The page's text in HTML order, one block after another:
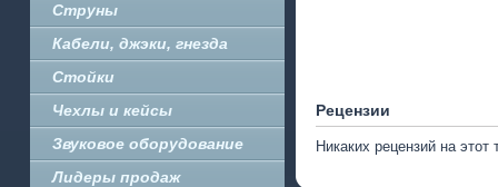
Струны
Кабели, джэки, гнезда
Стойки
Чехлы и кейсы
Звуковое оборудование
Лидеры продаж
Рецензии
Никаких рецензий на этот